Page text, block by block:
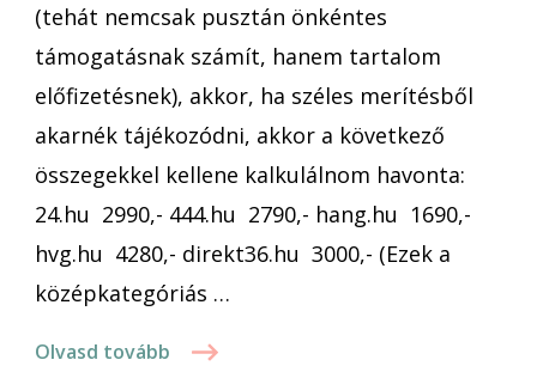
(tehát nemcsak pusztán önkéntes
támogatásnak számít, hanem tartalom
előfizetésnek), akkor, ha széles merítésből
akarnék tájékozódni, akkor a következő
összegekkel kellene kalkulálnom havonta:
24.hu 2990,- 444.hu 2790,- hang.hu 1690,-
hvg.hu 4280,- direkt36.hu 3000,- (Ezek a
középkategóriás …
Olvasd tovább